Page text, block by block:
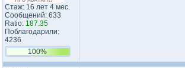
Стаж: 16 лет 4 мес.
Сообщений: 633
Ratio: 187.35
Поблагодарили:
4236
100%